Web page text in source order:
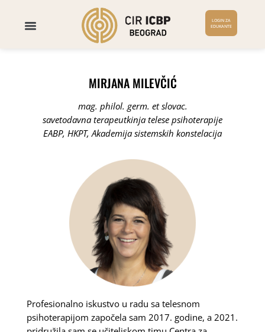
LOGIN ZA
EDUKANTE
MIRJANA MILEVČIĆ
mag. philol. germ. et slovac.
savetodavna terapeutkinja telese psihoterapije
EABP, HKPT, Akademija sistemskih konstelacija
Profesionalno iskustvo u radu sa telesnom
psihoterapijom započela sam 2017. godine, a 2021.